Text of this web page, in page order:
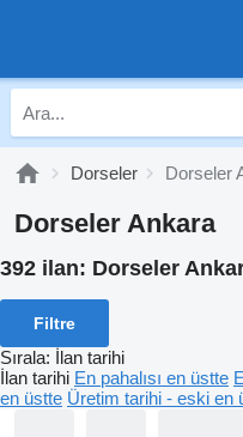
Dorseler Dorseler
Dorseler Ankara
392 ilan: Dorseler
Filtre
Sırala: İlan tarihi
İlan tarihi En pahalısı en üstte
en üstte Üretim tarihi - eski en